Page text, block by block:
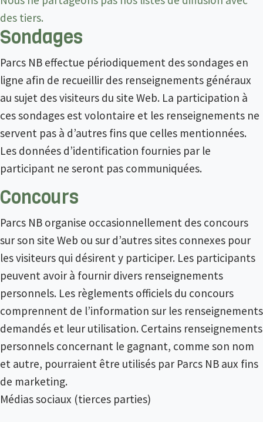
des tiers.
Sondages
Parcs NB effectue périodiquement des sondages en
ligne afin de recueillir des renseignements généraux
au sujet des visiteurs du site Web. La participation à
ces sondages est volontaire et les renseignements ne
servent pas à d’autres fins que celles mentionnées.
Les données d’identification fournies par le
participant ne seront pas communiquées.
Concours
Parcs NB organise occasionnellement des concours
sur son site Web ou sur d’autres sites connexes pour
les visiteurs qui désirent y participer. Les participants
peuvent avoir à fournir divers renseignements
personnels. Les règlements officiels du concours
comprennent de l’information sur les renseignements
demandés et leur utilisation. Certains renseignements
personnels concernant le gagnant, comme son nom
et autre, pourraient être utilisés par Parcs NB aux fins
de marketing.
Médias sociaux (tierces parties)